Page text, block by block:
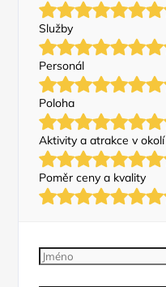
Služby
Personál
Poloha
Aktivity a atrakce v okolí
Poměr ceny a kvality